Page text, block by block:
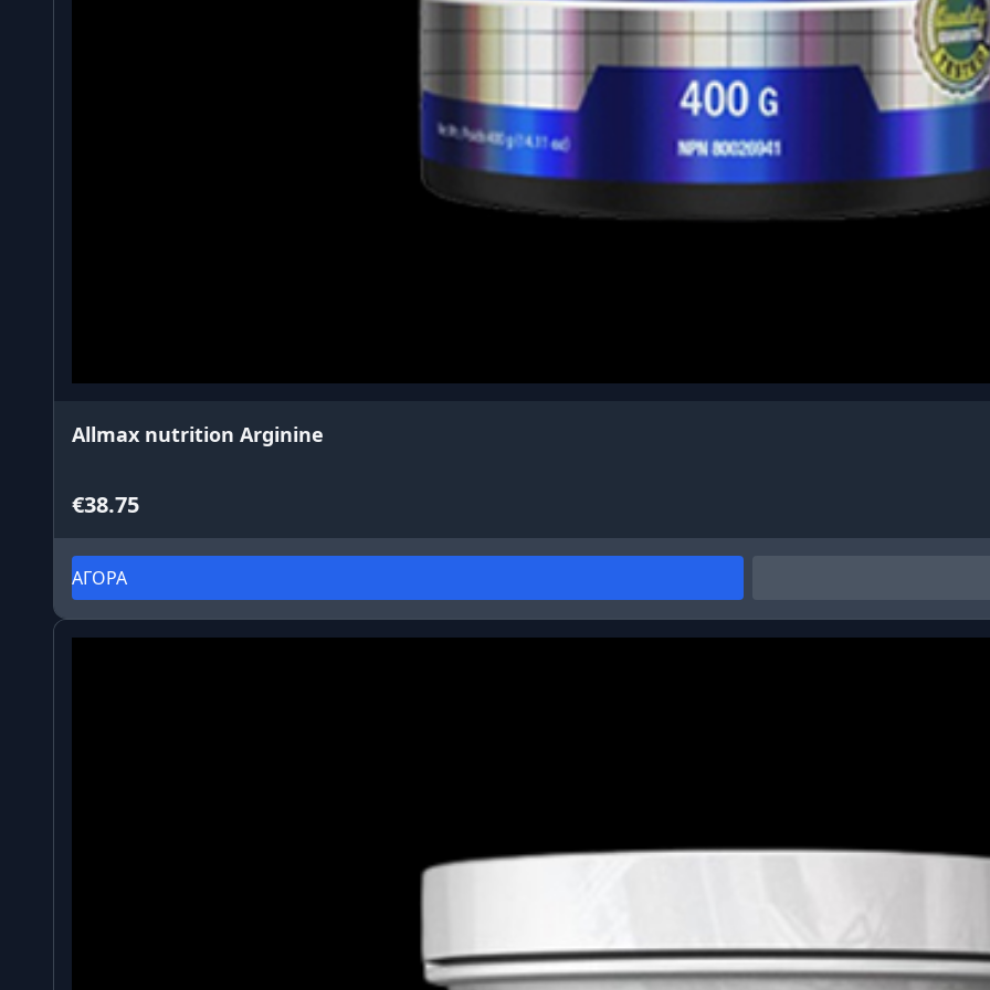
Allmax nutrition Arginine
€38.75
ΑΓΟΡΑ